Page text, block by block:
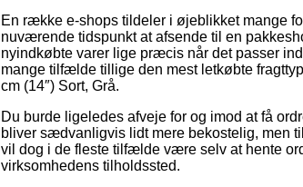
En række e-shops tildeler i øjeblikket mange
nuværende tidspunkt at afsende til en
nyindkøbte varer lige præcis når det passer
mange tilfælde tillige den mest letkøbte
cm (14″) Sort, Grå.
Du burde ligeledes afveje for og imod at få
bliver sædvanligvis lidt mere bekostelig, men
vil dog i de fleste tilfælde være selv at hente
virksomhedens tilholdssted.